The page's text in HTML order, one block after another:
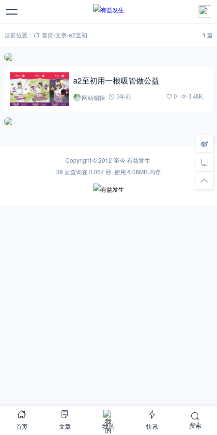
当前位置： 首页-文章-a2至初 1 篇
a2至初用一根吸管做公益
网站编辑 3年前 0 3.48K
Copyright © 2012-至今有益发生
38 次查询在 0.054 秒, 使用 6.08MB 内存
首页 文章 我的 快讯 搜索